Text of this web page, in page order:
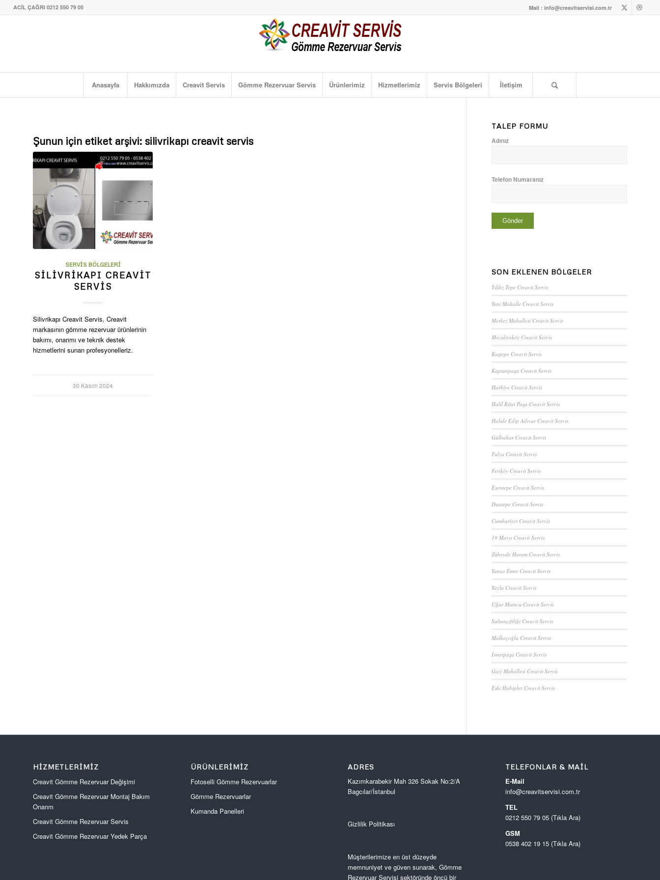
Mail : info@creavitservisi.com.tr
ACİL ÇAĞRI 0212 550 79 05
Anasayfa Hakkımızda Creavit Servis Gömme Rezervuar Servis Ürünlerimiz Hizmetlerimiz Servis Bölgeleri İletişim
Şunun için etiket arşivi: silivrikapı creavit servis
SERVIS BÖLGELERI
SILIVRIKAPI CREAVIT
SERVIS
Silivrikapı Creavit Servis, Creavit
markasının gömme rezervuar ürünlerinin
bakımı, onarımı ve teknik destek
hizmetlerini sunan profesyonelleriz.
30 Kasım 2024
TALEP FORMU
Adınız
Telefon Numaranız
SON EKLENEN BÖLGELER
Yıldız Tepe Creavit Servis
Yeni Mahalle Creavit Servis
Merkez Mahallesi Creavit Servis
Mecidiyeköy Creavit Servis
Kuştepe Creavit Servis
Kaptanpaşa Creavit Servis
Harbiye Creavit Servis
Halil Rıfat Paşa Creavit Servis
Halide Edip Adıvar Creavit Servis
Gülbahar Creavit Servis
Fulya Creavit Servis
Feriköy Creavit Servis
Esentepe Creavit Servis
Duatepe Creavit Servis
Cumhuriyet Creavit Servis
19 Mayıs Creavit Servis
Zübeyde Hanım Creavit Servis
Yunus Emre Creavit Servis
Yayla Creavit Servis
Uğur Mumcu Creavit Servis
Sultançiftliği Creavit Servis
Malkoçoğlu Creavit Servis
İsmetpaşa Creavit Servis
Gazi Mahallesi Creavit Servis
Eski Habipler Creavit Servis
HIZMETLERIMIZ
Creavit Gömme Rezervuar Değişimi
Creavit Gömme Rezervuar Montaj Bakım
Onarım
Creavit Gömme Rezervuar Servis
Creavit Gömme Rezervuar Yedek Parça
ÜRÜNLERIMIZ
Fotoselli Gömme Rezervuarlar
Gömme Rezervuarlar
Kumanda Panelleri
ADRES
Kazımkarabekir Mah 326 Sokak No:2/A
Bagcılar/İstanbul
Gizlilik Politikası
Müşterilerimize en üst düzeyde
memnuniyet ve güven sunarak, Gömme
Rezervuar Servisi sektöründe öncü bir
TELEFONLAR & MAIL
E-Mail
info@creavitservisi.com.tr
TEL
0212 550 79 05 (Tıkla Ara)
GSM
0538 402 19 15 (Tıkla Ara)